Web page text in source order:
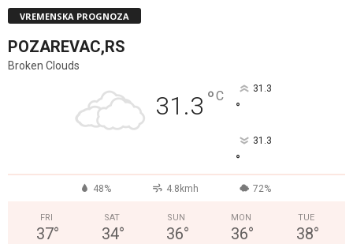
VREMENSKA PROGNOZA
POZAREVAC,RS
Broken Clouds
31.3 °C 31.3
°
31.3
°
48% 4.8kmh 72%
FRI
37°
SAT
34°
SUN
36°
MON
36°
TUE
38°